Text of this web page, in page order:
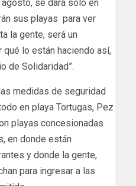
se dará sólo en
sus playas para ver
la gente, será un
lo están haciendo así,
de Solidaridad”.
medidas de seguridad
en playa Tortugas, Pez
playas concesionadas
en donde están
y donde la gente,
para ingresar a las